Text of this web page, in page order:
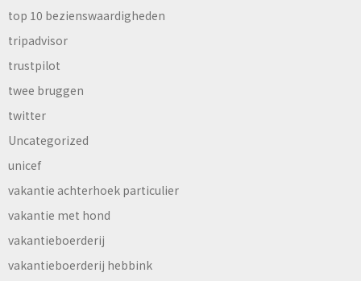
top 10 bezienswaardigheden
tripadvisor
trustpilot
twee bruggen
twitter
Uncategorized
unicef
vakantie achterhoek particulier
vakantie met hond
vakantieboerderij
vakantieboerderij hebbink